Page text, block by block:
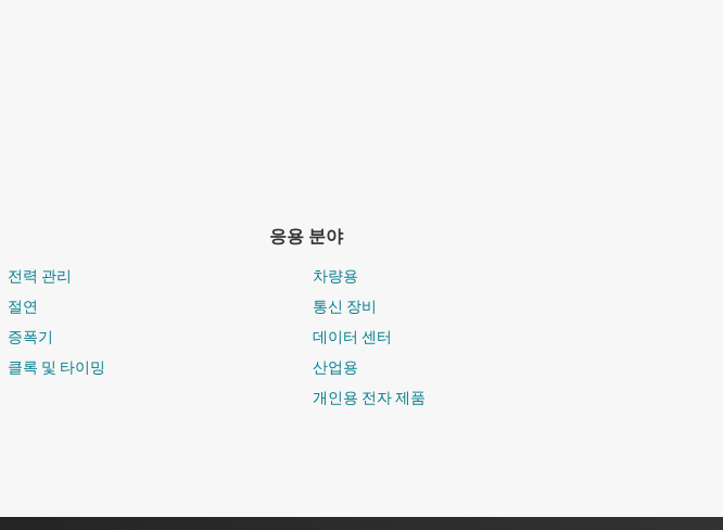
전력 관리
절연
증폭기
클록 및 타이밍
응용 분야
차량용
통신 장비
데이터 센터
산업용
개인용 전자 제품